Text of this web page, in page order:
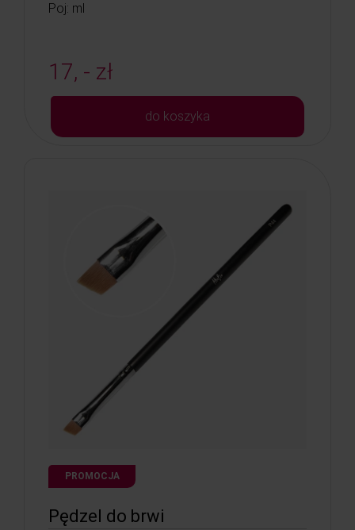
Poj: ml
17, - zł
do koszyka
PROMOCJA
Pędzel do brwi